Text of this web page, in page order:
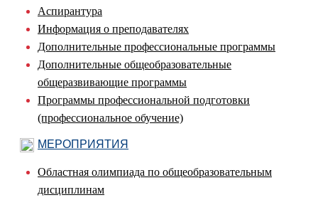
Аспирантура
Информация о преподавателях
Дополнительные профессиональные программы
Дополнительные общеобразовательные
общеразвивающие программы
Программы профессиональной подготовки
(профессиональное обучение)
МЕРОПРИЯТИЯ
Областная олимпиада по общеобразовательным
дисциплинам